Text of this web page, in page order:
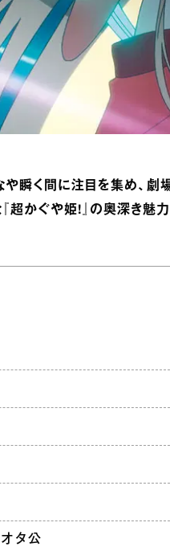
瞬く間に注目を集め、劇
超かぐや姫!』の奥深き魅
タ公